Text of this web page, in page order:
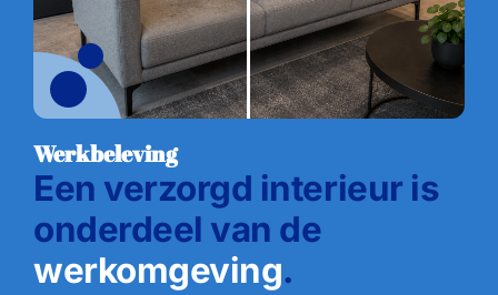
Werkbeleving
Een verzorgd interieur is
onderdeel van de
werkomgeving.